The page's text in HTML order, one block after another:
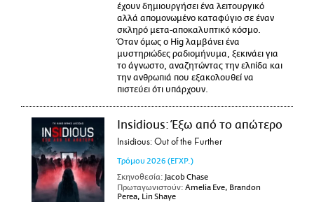
έχουν δημιουργήσει ένα λειτουργικό
αλλά απομονωμένο καταφύγιο σε έναν
σκληρό μετα-αποκαλυπτικό κόσμο.
Όταν όμως ο Hig λαμβάνει ένα
μυστηριώδες ραδιομήνυμα, ξεκινάει για
το άγνωστο, αναζητώντας την ελπίδα και
την ανθρωπιά που εξακολουθεί να
πιστεύει ότι υπάρχουν.
Insidious: Έξω από το απώτερο
Insidious: Out of the Further
Τρόμου 2026 (ΕΓΧΡ.)
Σκηνοθεσία: Jacob Chase
Πρωταγωνιστούν: Amelia Eve, Brandon
Perea, Lin Shaye